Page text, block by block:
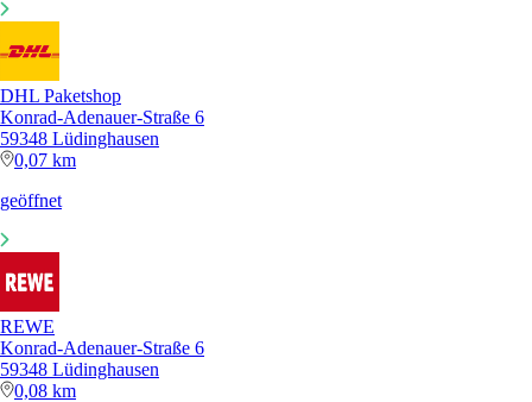
DHL Paketshop
Konrad-Adenauer-Straße 6
59348 Lüdinghausen
0,07 km
geöffnet
REWE
Konrad-Adenauer-Straße 6
59348 Lüdinghausen
0,08 km